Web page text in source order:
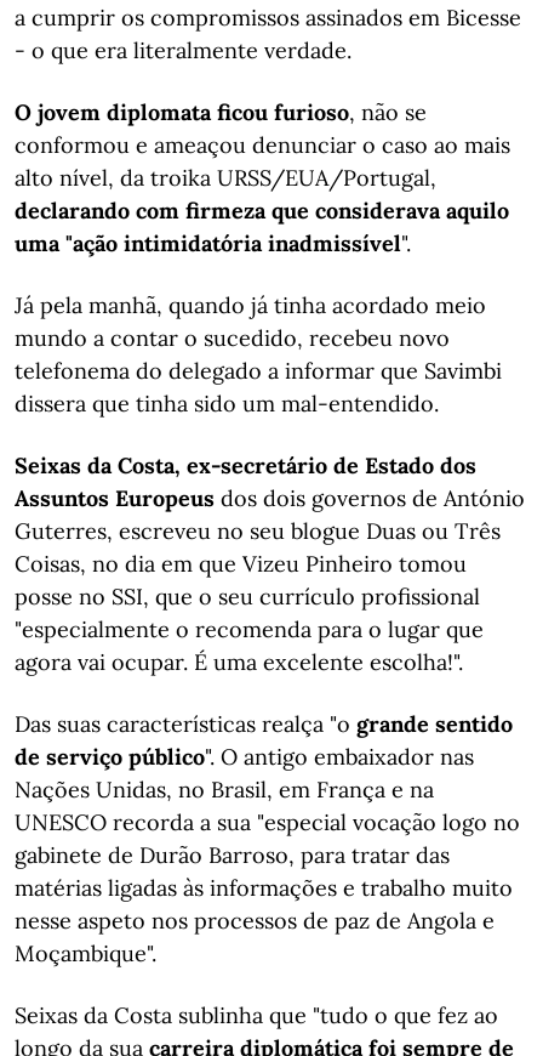
a cumprir os compromissos assinados em Bicesse
- o que era literalmente verdade.
O jovem diplomata ficou furioso, não se
conformou e ameaçou denunciar o caso ao mais
alto nível, da troika URSS/EUA/Portugal,
declarando com firmeza que considerava aquilo
uma "ação intimidatória inadmissível".
Já pela manhã, quando já tinha acordado meio
mundo a contar o sucedido, recebeu novo
telefonema do delegado a informar que Savimbi
dissera que tinha sido um mal-entendido.
Seixas da Costa, ex-secretário de Estado dos
Assuntos Europeus dos dois governos de António
Guterres, escreveu no seu blogue Duas ou Três
Coisas, no dia em que Vizeu Pinheiro tomou
posse no SSI, que o seu currículo profissional
"especialmente o recomenda para o lugar que
agora vai ocupar. É uma excelente escolha!".
Das suas características realça "o grande sentido
de serviço público". O antigo embaixador nas
Nações Unidas, no Brasil, em França e na
UNESCO recorda a sua "especial vocação logo no
gabinete de Durão Barroso, para tratar das
matérias ligadas às informações e trabalho muito
nesse aspeto nos processos de paz de Angola e
Moçambique".
Seixas da Costa sublinha que "tudo o que fez ao
longo da sua carreira diplomática foi sempre de